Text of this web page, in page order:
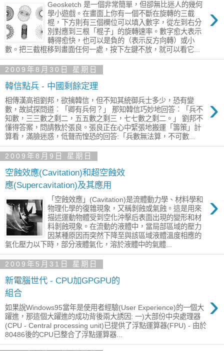
›
Geosketch 是一個非常簡單，但卻無比迷人的幾何
學小遊戲。在畫面上你有一個不斷在旋轉的三截
棍，下方則有三個欄位可以填入數字，從左到右分
別對應到三根「棍子」的旋轉速率。數字愈大表示
轉得愈快，也可以是負的（表示反方向轉）或小
數。把三截棍移到畫面任何一處，按下左鍵不放，就可以看它...
2009年8月30日 星期日
韓信點兵 - 中國剩餘定理
›
相傳漢高祖劉邦，欲擒韓信，但不知其統御兵士多少，恐有變
數，故試探問道︰「卿有兵何？」 那知韓信巧妙地回答︰「兵不
知數，三三數之剩二，五五數之剩三，七七數之剩二。」 劉邦不
懂得答案，問請教於張良。張良正在心中緊張地搬運「籌策」計
算看，滿臉迷惑，低聲而惶恐的回答:「兵數無法算，不可數...
2009年8月9日 星期日
空蝕效應(Cavitation)和超空蝕效
應(Supercavitation)及其應用
›
「空蝕效應」(Cavitation)是流體動力學、材料學和
物理化學的復雜現象，又稱剝蝕或氣蝕。這是用來
描述運動物體受到空化沖擊后表面出現的變形和材
料剝蝕現象。在流動的液體中，當局部區域的壓力
因某種原因而突然下降至與該區域液體溫度相應的
氣化壓力以下時，部分液體氣化，溶於液體中的氣體...
2009年5月31日 星期日
新電腦世代 - CPU加GPGPU的
組合
›
如果說Windows95當年是使用者經驗(User Experience)的一個大
躍進，那這個大躍進的成功背後兩大誘因: 一)大部份中央處理器
(CPU - Central processing unit)已提供了浮點運算器(FPU) - 由於
80486後的CPU已整合了浮點運算器...